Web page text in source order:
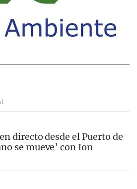
directo desde el Puerto de
se mueve’ con Ion